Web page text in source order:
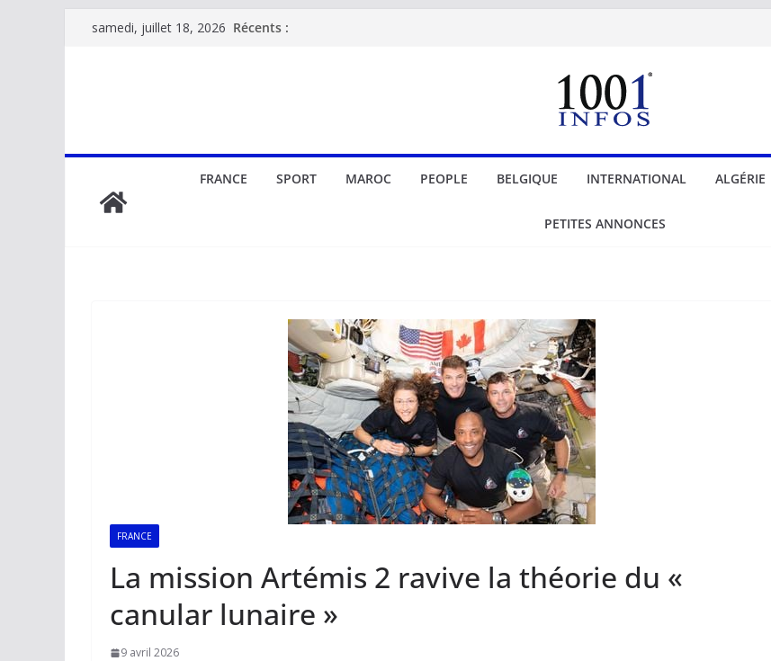
Passersamedi, juillet 18, 2026 Récents :
FRANCE SPORT MAROC PEOPLE BELGIQUE INTERNATIONAL ALGÉRIE
PETITES ANNONCES
FRANCE
La mission Artémis 2 ravive la théorie du «
canular lunaire »
9 avril 2026